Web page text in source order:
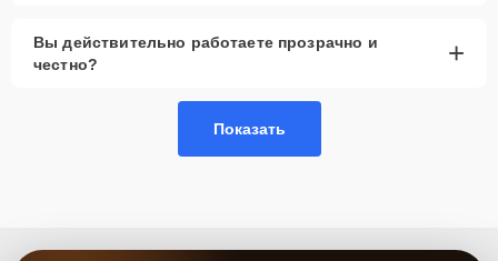
Вы действительно работаете прозрачно и
честно?
+
Показать